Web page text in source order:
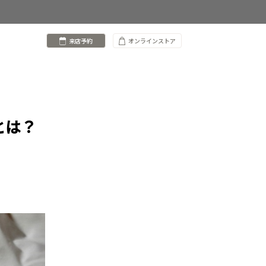
来店予約 オンラインストア
？